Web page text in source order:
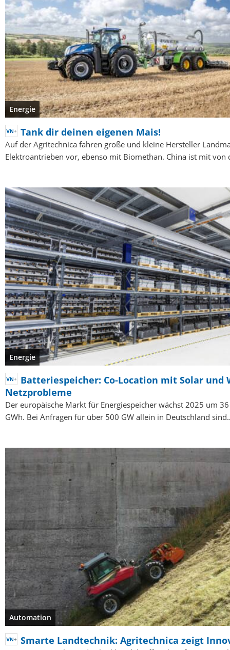
Energie
Tank dir deinen eigenen Mais!
Auf der Agritechnica fahren große und kleine Hersteller
Elektroantrieben vor, ebenso mit Biomethan. China ist mit von
Energie
Batteriespeicher: Co-Location mit Solar und
Netzprobleme
Der europäische Markt für Energiespeicher wächst 2025 um
GWh. Bei Anfragen für über 500 GW allein in Deutschland
Automation
Smarte Landtechnik: Agritechnica zeigt